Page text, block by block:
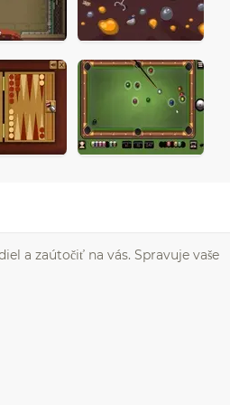
a zaútočiť na vás. Spravuje vaše